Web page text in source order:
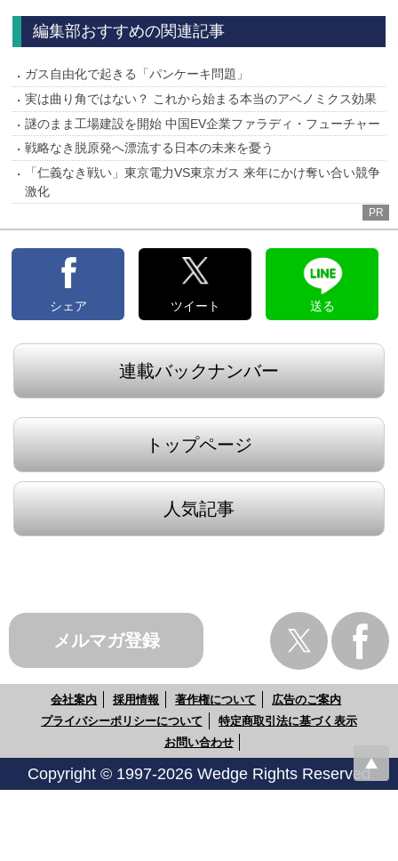
へ
へ
編集部おすすめの関連記事
ガス自由化で起きる「パンケーキ問題」
実は曲り角ではない？ これから始まる本当のアベノミクス効果
謎のまま工場建設を開始 中国EV企業ファラディ・フューチャー
戦略なき脱原発へ漂流する日本の未来を憂う
「仁義なき戦い」東京電力VS東京ガス 来年にかけ奪い合い競争
激化
PR
シェア ツイート 送る
連載バックナンバー
トップページ
人気記事
メルマガ登録
会社案内 採用情報 著作権について
広告のご案内
プライバシーポリシーについて
特定商取引法に基づく表示
お問い合わせ
Copyright © 1997-2026 Wedge Rights Reserved